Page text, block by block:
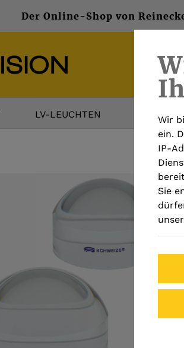
Der Online-Shop von
LV-LEUCHTEN DAISY-Wir
ein.
IP-
Sie